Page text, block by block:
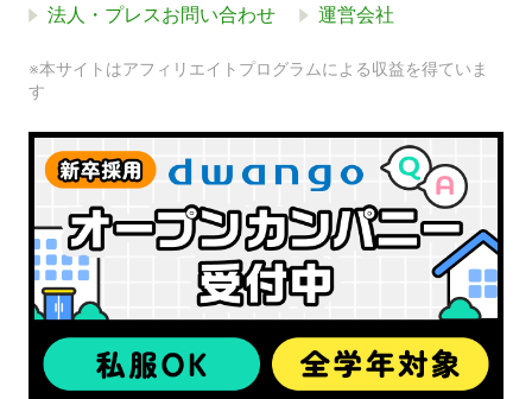
法人・プレスお問い合わせ 運営会社
※本サイトはアフィリエイトプログラムによる収益を得ていま
す